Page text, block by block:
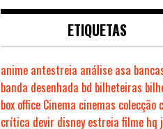
ETIQUETAS
anime antestreia análise asa
banda desenhada bd bilheteiras
box office Cinema cinemas colecção
crítica devir disney estreiafilme hq